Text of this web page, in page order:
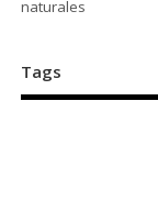
naturales
Tags